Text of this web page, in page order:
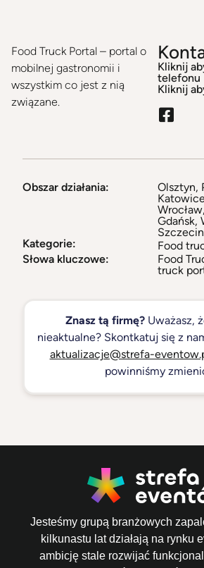
Food Truck Portal – portal o
mobilnej gastronomii i
wszystkim co jest z nią
związane.
Kliknij
telefonu
Kliknij
Obszar działania:
Olsztyn,
Gdańsk,
Szczecin
Kategorie:
Food
Słowa kluczowe:
Food
truck
Znasz tą firmę?Uważasz,
nieaktualne? Skontkatuj się z
aktualizacje@strefa-
powinniśmy
Jesteśmy grupą branżowych
kilkunastu lat działają na rynku
ambicję stale rozwijać